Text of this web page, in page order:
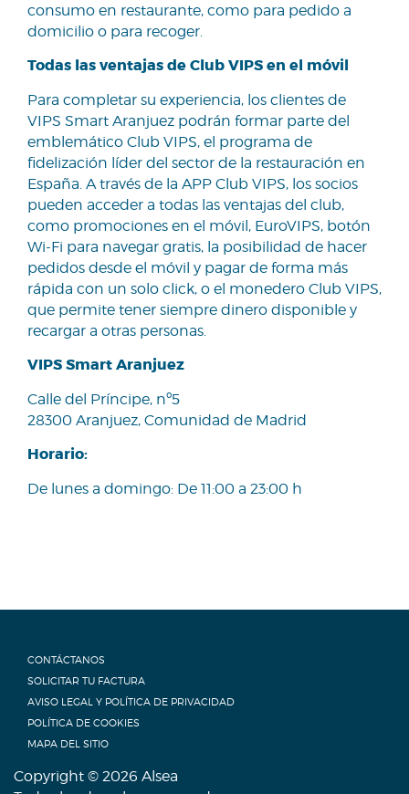
consumo en restaurante, como para pedido a
domicilio o para recoger.
Todas las ventajas de Club VIPS en el móvil
Para completar su experiencia, los clientes de
VIPS Smart Aranjuez podrán formar parte del
emblemático Club VIPS, el programa de
fidelización líder del sector de la restauración en
España. A través de la APP Club VIPS, los socios
pueden acceder a todas las ventajas del club,
como promociones en el móvil, EuroVIPS, botón
Wi-Fi para navegar gratis, la posibilidad de hacer
pedidos desde el móvil y pagar de forma más
rápida con un solo click, o el monedero Club VIPS,
que permite tener siempre dinero disponible y
recargar a otras personas.
VIPS Smart Aranjuez
Calle del Príncipe, nº5
28300 Aranjuez, Comunidad de Madrid
Horario:
De lunes a domingo: De 11:00 a 23:00 h
<none>
CONTÁCTANOS
SOLICITAR TU FACTURA
AVISO LEGAL Y POLÍTICA DE PRIVACIDAD
POLÍTICA DE COOKIES
MAPA DEL SITIO
Copyright © 2026 Alsea